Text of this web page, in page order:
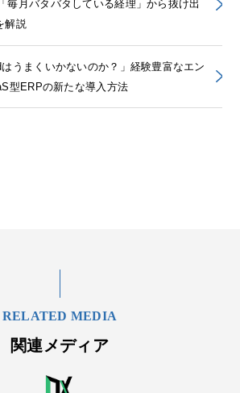
毎月バタバタしている経理」から抜け出
解説
うまくいかないのか？」経験豊富なエン
型ERPの新たな導入方法
RELATED MEDIA
関連メディア